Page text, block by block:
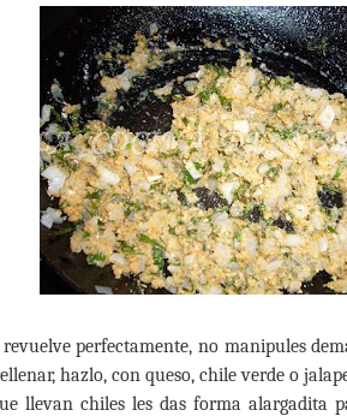
perfectamente, no manipules
hazlo, con queso, chile verde o
llevan chiles les das forma alargadita